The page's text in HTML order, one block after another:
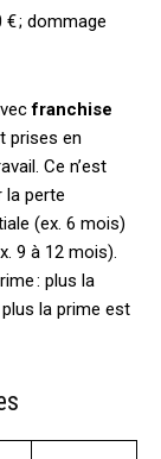
€ ; dommage
franchise
prises en
Ce n’est
la perte
(ex. 6 mois)
9 à 12 mois).
: plus la
la prime est